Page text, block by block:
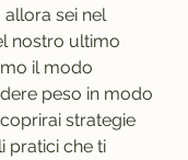
allora sei nel
nostro ultimo
il modo
peso in modo
strategie
pratici che ti